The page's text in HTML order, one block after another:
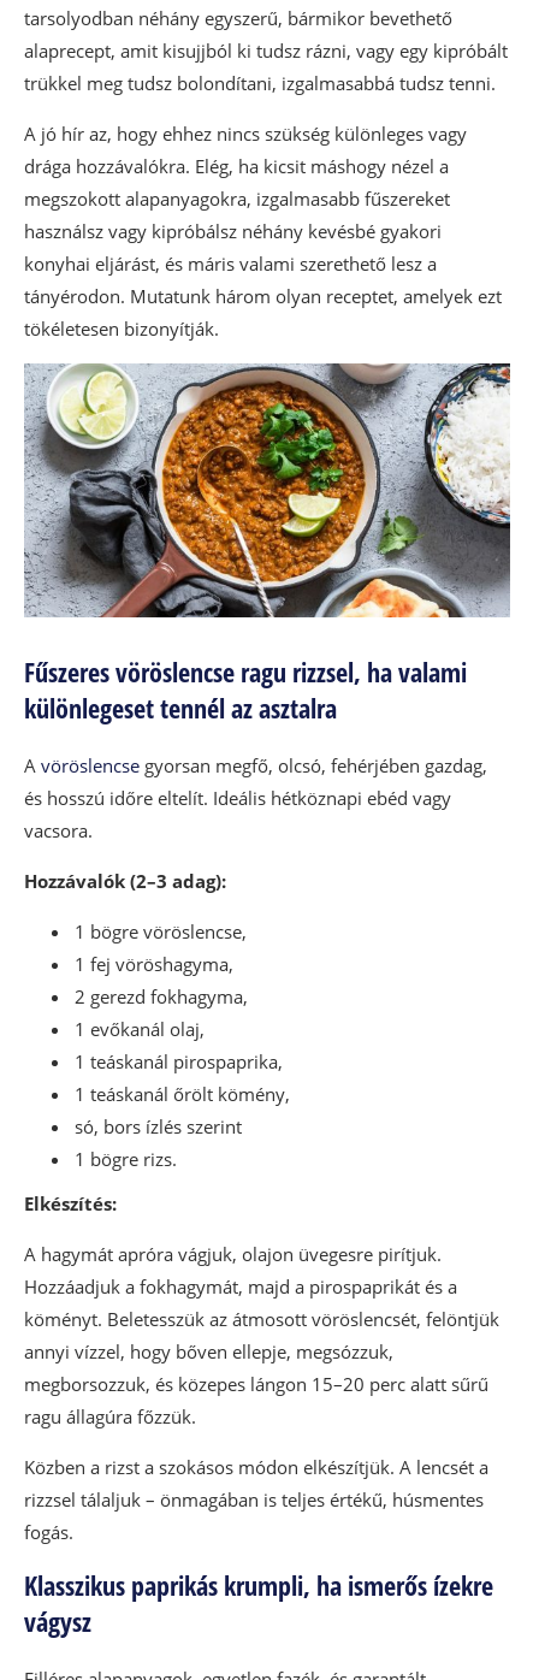
tarsolyodban néhány egyszerű, bármikor bevethető
alaprecept, amit kisujjból ki tudsz rázni, vagy egy kipróbált
trükkel meg tudsz bolondítani, izgalmasabbá tudsz tenni.
A jó hír az, hogy ehhez nincs szükség különleges vagy
drága hozzávalókra. Elég, ha kicsit máshogy nézel a
megszokott alapanyagokra, izgalmasabb fűszereket
használsz vagy kipróbálsz néhány kevésbé gyakori
konyhai eljárást, és máris valami szerethető lesz a
tányérodon. Mutatunk három olyan receptet, amelyek ezt
tökéletesen bizonyítják.
Fűszeres vöröslencse ragu rizzsel, ha valami
különlegeset tennél az asztalra
A vöröslencse gyorsan megfő, olcsó, fehérjében gazdag,
és hosszú időre eltelít. Ideális hétköznapi ebéd vagy
vacsora.
Hozzávalók (2–3 adag):
1 bögre vöröslencse,
1 fej vöröshagyma,
2 gerezd fokhagyma,
1 evőkanál olaj,
1 teáskanál pirospaprika,
1 teáskanál őrölt kömény,
só, bors ízlés szerint
1 bögre rizs.
Elkészítés:
A hagymát apróra vágjuk, olajon üvegesre pirítjuk.
Hozzáadjuk a fokhagymát, majd a pirospaprikát és a
köményt. Beletesszük az átmosott vöröslencsét, felöntjük
annyi vízzel, hogy bőven ellepje, megsózzuk,
megborsozzuk, és közepes lángon 15–20 perc alatt sűrű
ragu állagúra főzzük.
Közben a rizst a szokásos módon elkészítjük. A lencsét a
rizzsel tálaljuk – önmagában is teljes értékű, húsmentes
fogás.
Klasszikus paprikás krumpli, ha ismerős ízekre
vágysz